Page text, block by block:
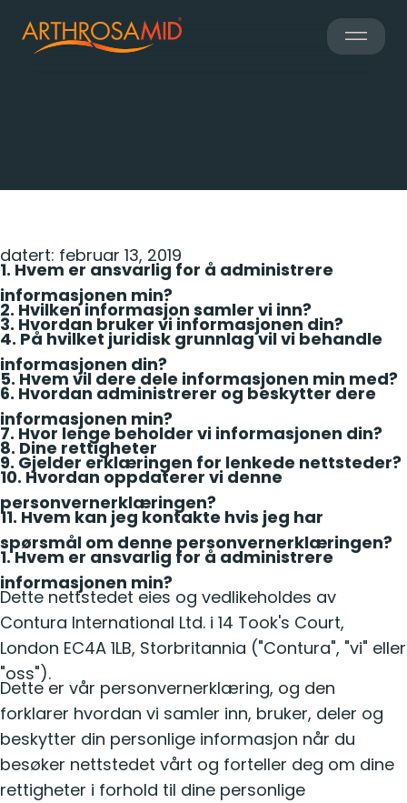
datert: februar 13, 2019
1. Hvem er ansvarlig for å administrere
informasjonen min?
2. Hvilken informasjon samler vi inn?
3. Hvordan bruker vi informasjonen din?
4. På hvilket juridisk grunnlag vil vi behandle
informasjonen din?
5. Hvem vil dere dele informasjonen min med?
6. Hvordan administrerer og beskytter dere
informasjonen min?
7. Hvor lenge beholder vi informasjonen din?
8. Dine rettigheter
9. Gjelder erklæringen for lenkede nettsteder?
10. Hvordan oppdaterer vi denne
personvernerklæringen?
11. Hvem kan jeg kontakte hvis jeg har
spørsmål om denne personvernerklæringen?
1. Hvem er ansvarlig for å administrere
informasjonen min?
Dette nettstedet eies og vedlikeholdes av
Contura International Ltd. i 14 Took's Court,
London EC4A 1LB, Storbritannia ("Contura", "vi" eller
"oss").
Dette er vår personvernerklæring, og den
forklarer hvordan vi samler inn, bruker, deler og
beskytter din personlige informasjon når du
besøker nettstedet vårt og forteller deg om dine
rettigheter i forhold til dine personlige